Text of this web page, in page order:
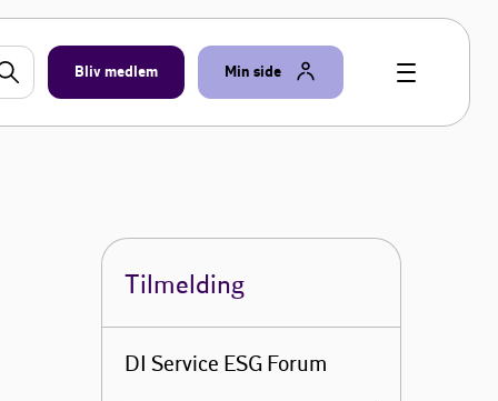
Bliv medlem Min side
Tilmelding
DI Service ESG Forum